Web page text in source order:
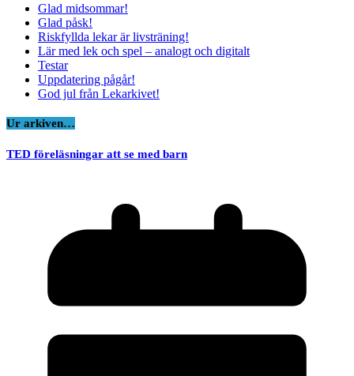
Glad midsommar!
Glad påsk!
Riskfyllda lekar är livsträning!
Lär med lek och spel – analogt och digitalt
Testar
Uppdatering pågår!
God jul från Lekarkivet!
Ur arkiven…
TED föreläsningar att se med barn